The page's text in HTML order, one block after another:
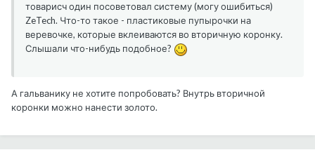
товарисч один посоветовал систему (могу ошибиться)
ZeTech. Что-то такое - пластиковые пупырочки на
веревочке, которые вклеиваются во вторичную коронку.
Слышали что-нибудь подобное?
А гальванику не хотите попробовать? Внутрь вторичной
коронки можно нанести золото.